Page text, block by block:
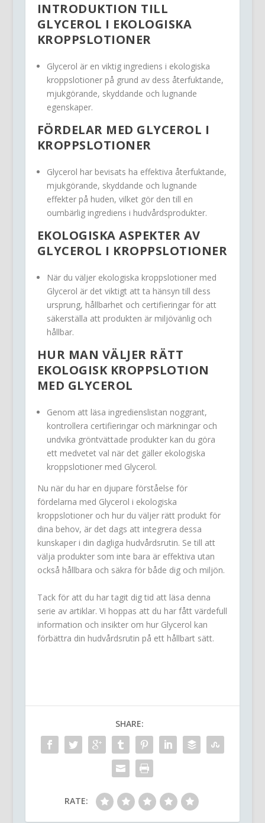
INTRODUKTION TILL
GLYCEROL I EKOLOGISKA
KROPPSLOTIONER
Glycerol är en viktig ingrediens i ekologiska
kroppslotioner på grund av dess återfuktande,
mjukgörande, skyddande och lugnande
egenskaper.
FÖRDELAR MED GLYCEROL I
KROPPSLOTIONER
Glycerol har bevisats ha effektiva återfuktande,
mjukgörande, skyddande och lugnande
effekter på huden, vilket gör den till en
oumbärlig ingrediens i hudvårdsprodukter.
EKOLOGISKA ASPEKTER AV
GLYCEROL I KROPPSLOTIONER
När du väljer ekologiska kroppslotioner med
Glycerol är det viktigt att ta hänsyn till dess
ursprung, hållbarhet och certifieringar för att
säkerställa att produkten är miljövänlig och
hållbar.
HUR MAN VÄLJER RÄTT
EKOLOGISK KROPPSLOTION
MED GLYCEROL
Genom att läsa ingredienslistan noggrant,
kontrollera certifieringar och märkningar och
undvika gröntvättade produkter kan du göra
ett medvetet val när det gäller ekologiska
kroppslotioner med Glycerol.
Nu när du har en djupare förståelse för
fördelarna med Glycerol i ekologiska
kroppslotioner och hur du väljer rätt produkt för
dina behov, är det dags att integrera dessa
kunskaper i din dagliga hudvårdsrutin. Se till att
välja produkter som inte bara är effektiva utan
också hållbara och säkra för både dig och miljön.
Tack för att du har tagit dig tid att läsa denna
serie av artiklar. Vi hoppas att du har fått värdefull
information och insikter om hur Glycerol kan
förbättra din hudvårdsrutin på ett hållbart sätt.
SHARE:
RATE: